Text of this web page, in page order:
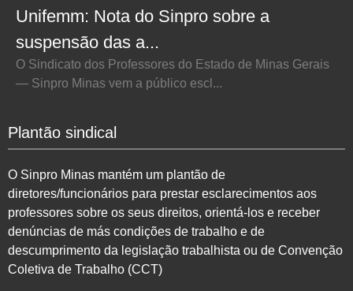
Unifemm: Nota do Sinpro sobre a
suspensão das a...
O Sindicato dos Professores do Estado de Minas Gerais
— Sinpro Minas vem a público escl...
Plantão sindical
O Sinpro Minas mantém um plantão de
diretores/funcionários para prestar esclarecimentos aos
professores sobre os seus direitos, orientá-los e receber
denúncias de más condições de trabalho e de
descumprimento da legislação trabalhista ou de Convenção
Coletiva de Trabalho (CCT)